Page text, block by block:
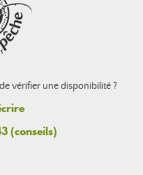
vérifier une disponibilité ?
(conseils)